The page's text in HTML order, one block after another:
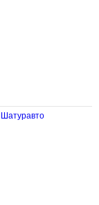
Шатуравто